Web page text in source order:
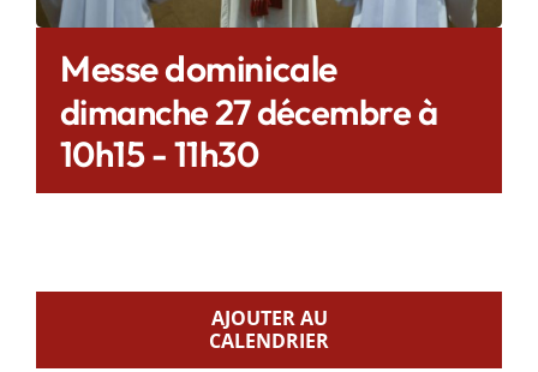
Messe dominicale
dimanche 27 décembre à
10h15-11h30
AJOUTER AU
CALENDRIER